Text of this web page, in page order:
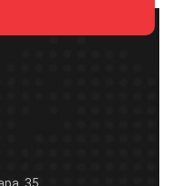
35